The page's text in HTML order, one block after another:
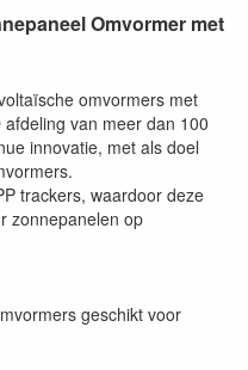
Omvormer met
omvormers met
van meer dan 100
innovatie, met als doel
trackers, waardoor deze
zonnepanelen op
geschikt voor